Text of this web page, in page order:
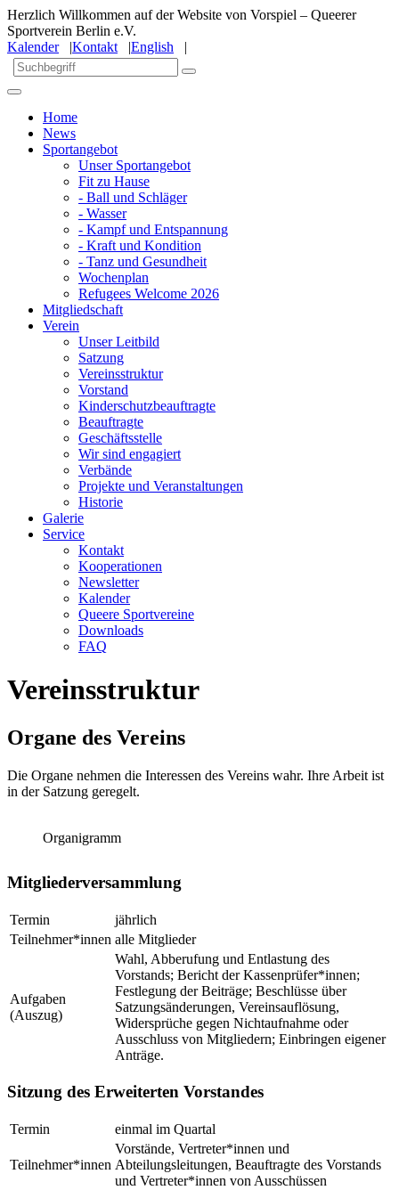
Herzlich Willkommen auf der Website von Vorspiel – Queerer
Sportverein Berlin e.V.
Kalender|Kontakt |English |
Home
News
Sportangebot
Unser Sportangebot
Fit zu Hause
- Ball und Schläger
- Wasser
- Kampf und Entspannung
- Kraft und Kondition
- Tanz und Gesundheit
Wochenplan
Refugees Welcome 2026
Mitgliedschaft
Verein
Unser Leitbild
Satzung
Vereinsstruktur
Vorstand
Kinderschutzbeauftragte
Beauftragte
Geschäftsstelle
Wir sind engagiert
Verbände
Projekte und Veranstaltungen
Historie
Galerie
Service
Kontakt
Kooperationen
Newsletter
Kalender
Queere Sportvereine
Downloads
FAQ
Vereinsstruktur
Organe des Vereins
Die Organe nehmen die Interessen des Vereins wahr. Ihre Arbeit ist
in der Satzung geregelt.
Organigramm
Mitgliederversammlung
Termin
jährlich
Teilnehmer*innen alle Mitglieder
Aufgaben
(Auszug)
Wahl, Abberufung und Entlastung des
Vorstands; Bericht der Kassenprüfer*innen;
Festlegung der Beiträge; Beschlüsse über
Satzungsänderungen, Vereinsauflösung,
Widersprüche gegen Nichtaufnahme oder
Ausschluss von Mitgliedern; Einbringen eigener
Anträge.
Sitzung des Erweiterten Vorstandes
Termin einmal im Quartal
Teilnehmer*innen
Vorstände, Vertreter*innen und
Abteilungsleitungen, Beauftragte des Vorstands
und Vertreter*innen von Ausschüssen